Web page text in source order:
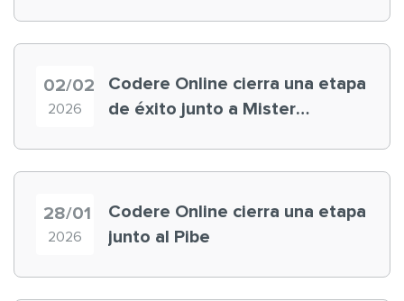
02/02
2026
Codere Online cierra una etapa
de éxito junto a Mister
28/01
2026
Codere Online cierra una etapa
junto al Pibe